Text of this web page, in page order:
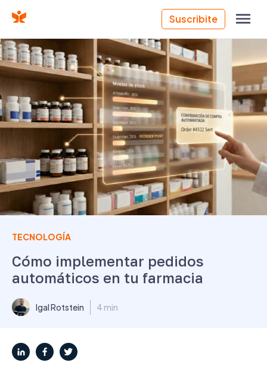
Suscribite
TECNOLOGÍA
Cómo implementar pedidos
automáticos en tu farmacia
Igal Rotstein 4 min